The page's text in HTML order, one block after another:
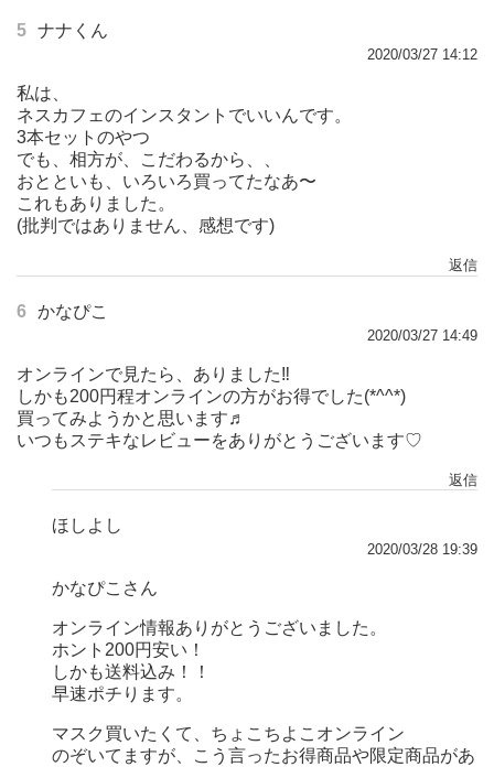
5 ナナくん
2020/03/27 14:12
私は、
ネスカフェのインスタントでいいんです。
3本セットのやつ
でも、相方が、こだわるから、、
おとといも、いろいろ買ってたなあ〜
これもありました。
(批判ではありません、感想です)
返信
6 かなぴこ
2020/03/27 14:49
オンラインで見たら、ありました‼︎
しかも200円程オンラインの方がお得でした(*^^*)
買ってみようかと思います♬
いつもステキなレビューをありがとうございます♡
返信
ほしよし
2020/03/28 19:39
かなぴこさん
オンライン情報ありがとうございました。
ホント200円安い！
しかも送料込み！！
早速ポチります。
マスク買いたくて、ちょこちよこオンライン
のぞいてますが、こう言ったお得商品や限定商品があ